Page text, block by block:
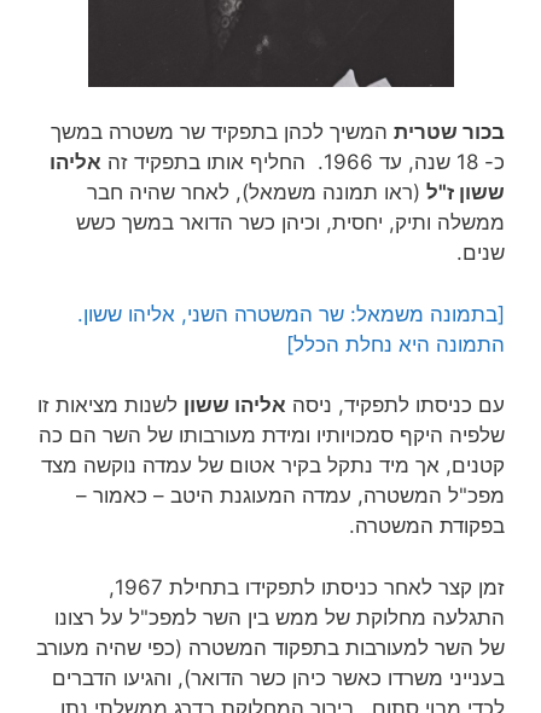
בכור שטרית המשיך לכהן בתפקיד שר משטרה במשך
כ- 18 שנה, עד 1966. החליף אותו בתפקיד זה
אליהו
ששון ז"ל (ראו תמונה משמאל), לאחר שהיה חבר
ממשלה ותיק, יחסית, וכיהן כשר הדואר במשך כשש
שנים.
[בתמונה משמאל: שר המשטרה השני, אליהו ששון.
התמונה היא נחלת הכלל]
עם כניסתו לתפקיד, ניסה אליהו ששון לשנות מציאות זו
שלפיה היקף סמכויותיו ומידת מעורבותו של השר הם כה
קטנים, אך מיד נתקל בקיר אטום של עמדה נוקשה מצד
מפכ"ל המשטרה, עמדה המעוגנת היטב – כאמור –
בפקודת המשטרה.
זמן קצר לאחר כניסתו לתפקידו בתחילת 1967,
התגלעה מחלוקת של ממש בין השר למפכ"ל על רצונו
של השר למעורבות בתפקוד המשטרה (כפי שהיה מעורב
בענייני משרדו כאשר כיהן כשר הדואר), והגיעו הדברים
לכדי מבוי סתום. בירור המחלוקת בדרג ממשלתי נתן